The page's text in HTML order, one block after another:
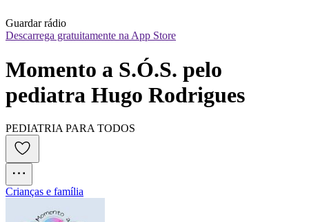
Guardar rádio
Descarrega gratuitamente na App Store
Momento a S.Ó.S. pelo
pediatra Hugo Rodrigues
PEDIATRIA PARA TODOS
Crianças e família